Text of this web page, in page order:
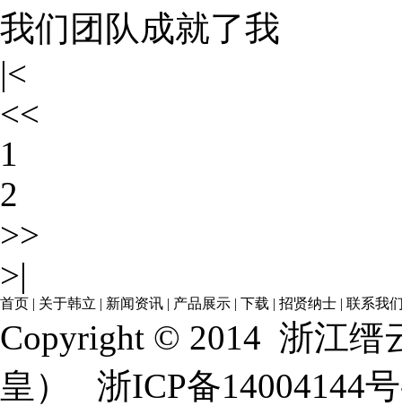
我们团队成就了我
|<
<<
1
2
>>
>|
首页 | 关于韩立 | 新闻资讯 | 产品展示 | 下载 | 招贤纳士 | 联系我
Copyright © 2014 浙江缙
皇）
浙ICP备14004144